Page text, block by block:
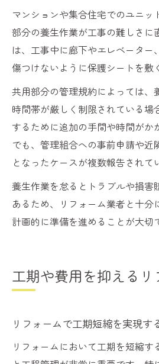
マンションや集合住宅でのユニッ
部分の養生作業が工事の難しさに
は、工事中に廊下やエレベーター
傷つけないように保護シートを敷
共用部分の管理規約によっては、
時間帯が厳しく制限されている場
するために追加の手間や時間がか
でも、管理組合への事前申請や近
となったケースが複数報告されて
養生作業を怠るとトラブルや損害
あるため、リフォーム業者と十分
計画的に準備を進めることが大切
工期や費用を抑える
リフォームで工期短縮を実現す
リフォームにおいて工期を短縮